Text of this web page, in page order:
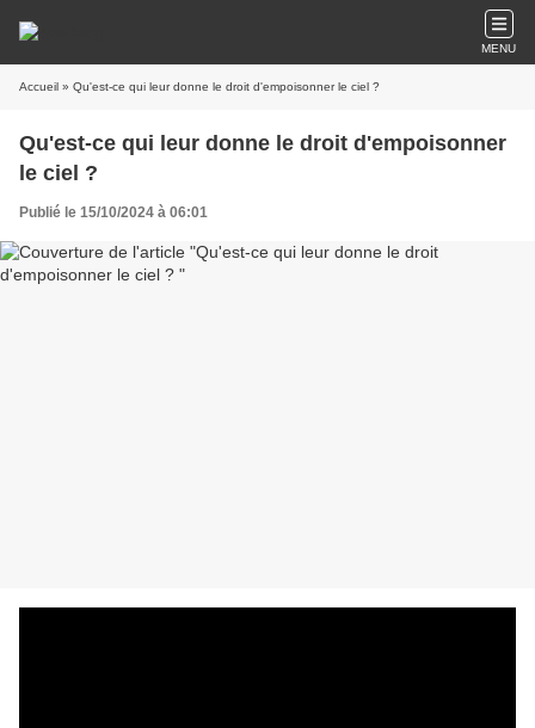
MENU
Accueil » Qu'est-ce qui leur donne le droit d'empoisonner le ciel ?
Qu'est-ce qui leur donne le droit d'empoisonner
le ciel ?
Publié le 15/10/2024 à 06:01